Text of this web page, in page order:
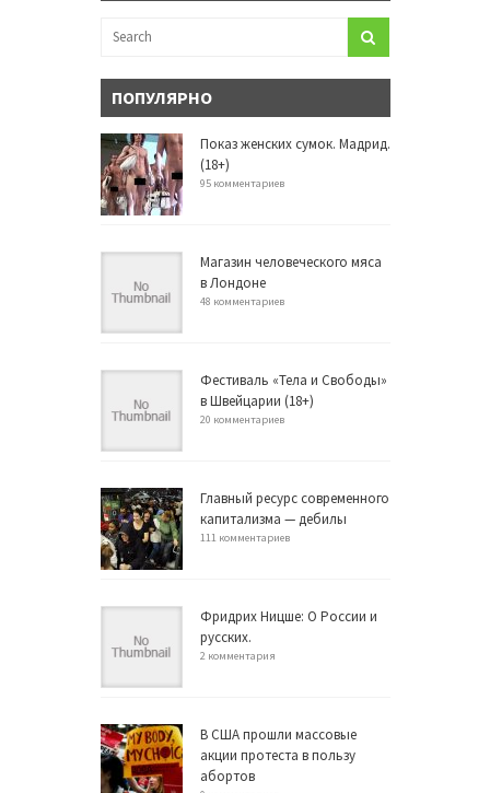
ПОПУЛЯРНО
Показ женских сумок. Мадрид.
(18+)
95 комментариев
Магазин человеческого мяса
в Лондоне
48 комментариев
Фестиваль «Тела и Свободы»
в Швейцарии (18+)
20 комментариев
Главный ресурс современного
капитализма — дебилы
111 комментариев
Фридрих Ницше: О России и
русских.
2 комментария
В США прошли массовые
акции протеста в пользу
абортов